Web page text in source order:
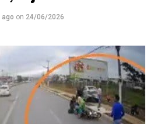
on 24/06/2026